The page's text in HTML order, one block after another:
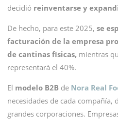
decidió reinventarse y
De hecho, para este 2025, se
facturación de la empresa
de cantinas físicas, mientras
representará el 40%.
El modelo B2B de Nora Real
necesidades de cada compañía,
grandes corporaciones.